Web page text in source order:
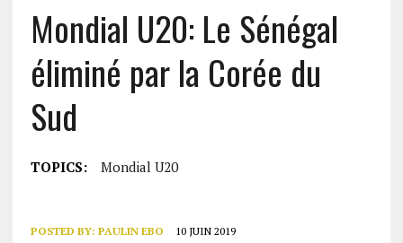
Mondial U20: Le Sénégal
éliminé par la Corée du
Sud
TOPICS: Mondial U20
POSTED BY: PAULIN EBO 10 JUIN 2019